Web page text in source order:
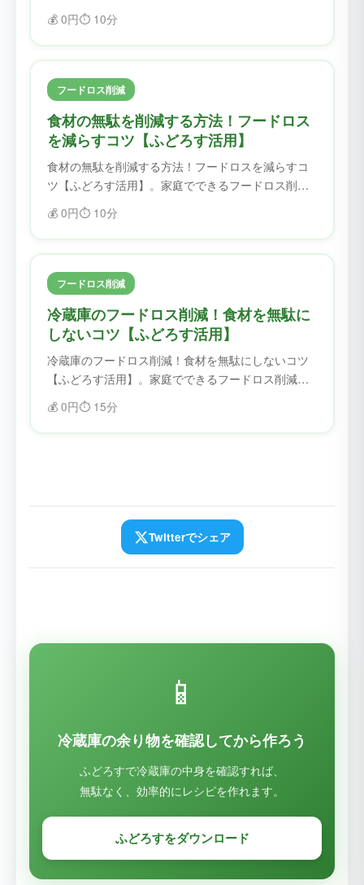
を紹介。ふどろすを使えば、食材を無駄にせず、フ
ードロスを削減できます。
💰 0円⏱️ 10分
フードロス削減
食材の無駄を削減する方法！フードロス
を減らすコツ【ふどろす活用】
食材の無駄を削減する方法！フードロスを減らすコ
ツ【ふどろす活用】。家庭でできるフードロス削減
のコツを紹介。ふどろすを使えば、食材を無駄にせ
ず、フードロスを削減できます。
💰 0円⏱️ 10分
フードロス削減
冷蔵庫のフードロス削減！食材を無駄に
しないコツ【ふどろす活用】
冷蔵庫のフードロス削減！食材を無駄にしないコツ
【ふどろす活用】。家庭でできるフードロス削減の
コツを紹介。ふどろすを使えば、食材を無駄にせ
ず、フードロスを削減できます。
💰 0円⏱️ 15分
Twitterでシェア
📱
冷蔵庫の余り物を確認してから作ろう
ふどろすで冷蔵庫の中身を確認すれば、
無駄なく、効率的にレシピを作れます。
ふどろすをダウンロード